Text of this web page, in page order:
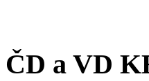
ČD a VD